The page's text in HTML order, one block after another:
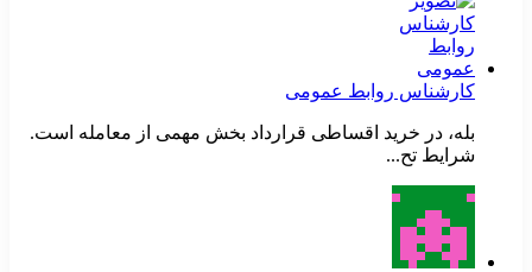
کارشناس روابط عمومی
بله، در خرید اقساطی قرارداد بخش مهمی از معامله است.
شرایط تح...